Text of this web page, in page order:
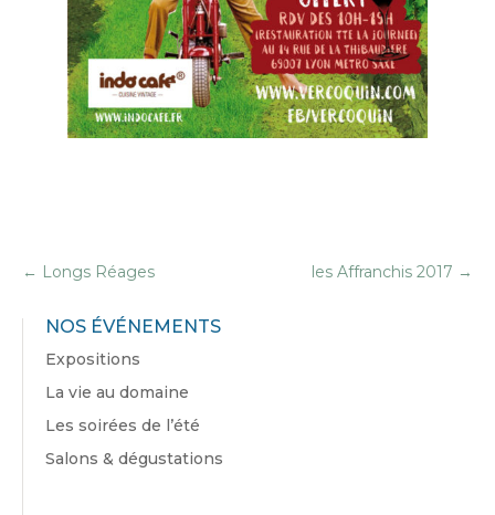
← Longs Réages les Affranchis 2017 →
NOS ÉVÉNEMENTS
Expositions
La vie au domaine
Les soirées de l’été
Salons & dégustations